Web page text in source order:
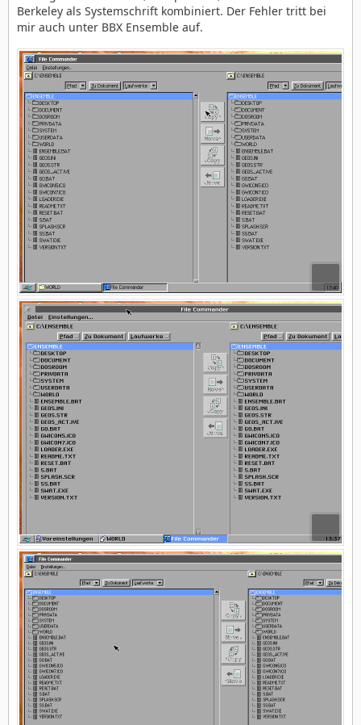
Berkeley als Systemschrift kombiniert. Der Fehler tritt bei
mir auch unter BBX Ensemble auf.